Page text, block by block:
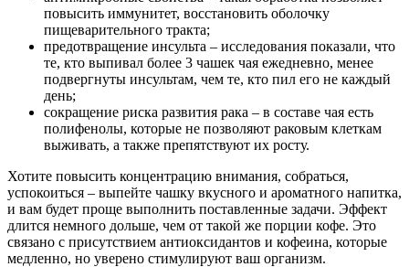
повысить иммунитет, восстановить оболочку
пищеварительного тракта;
предотвращение инсульта – исследования показали, что
те, кто выпивал более 3 чашек чая ежедневно, менее
подвергнуты инсультам, чем те, кто пил его не каждый
день;
сокращение риска развития рака – в составе чая есть
полифенолы, которые не позволяют раковым клеткам
выживать, а также препятствуют их росту.
Хотите повысить концентрацию внимания, собраться,
успокоиться – выпейте чашку вкусного и ароматного напитка,
и вам будет проще выполнить поставленные задачи. Эффект
длится немного дольше, чем от такой же порции кофе. Это
связано с присутствием антиоксидантов и кофеина, которые
медленно, но уверено стимулируют ваш организм.